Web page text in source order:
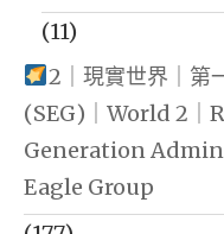
(11)
2｜現實世界｜第
(SEG)｜World 2｜
Generation
Eagle Group